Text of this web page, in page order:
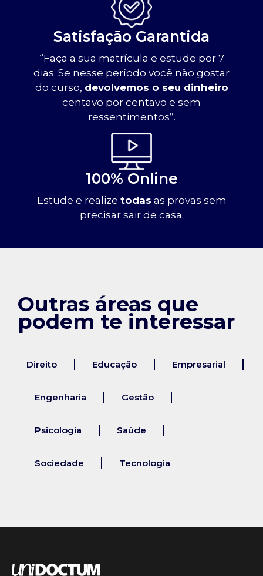
Satisfação Garantida
“Faça a sua matrícula e estude por 7
dias. Se nesse período você não gostar
do curso, devolvemos o seu dinheiro
centavo por centavo e sem
ressentimentos”.
100% Online
Estude e realize todas as provas sem
precisar sair de casa.
Outras áreas que
podem te interessar
Direito Educação Empresarial
Engenharia Gestão
Psicologia Saúde
Sociedade Tecnologia